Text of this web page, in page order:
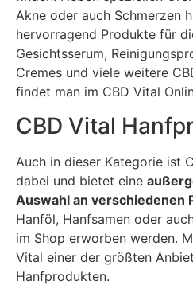
Akne oder auch Schmerzen
hervorragend Produkte für
Gesichtsserum,
Cremes und viele weitere
findet man im CBD Vital
CBD Vital
Auch in dieser Kategorie ist
dabei und bietet eine
Auswahl an verschiedenen
Hanföl, Hanfsamen oder
im Shop erworben werden.
Vital einer der größten
Hanfprodukten.